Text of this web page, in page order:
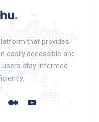
that provides
easily accessible and
users stay informed